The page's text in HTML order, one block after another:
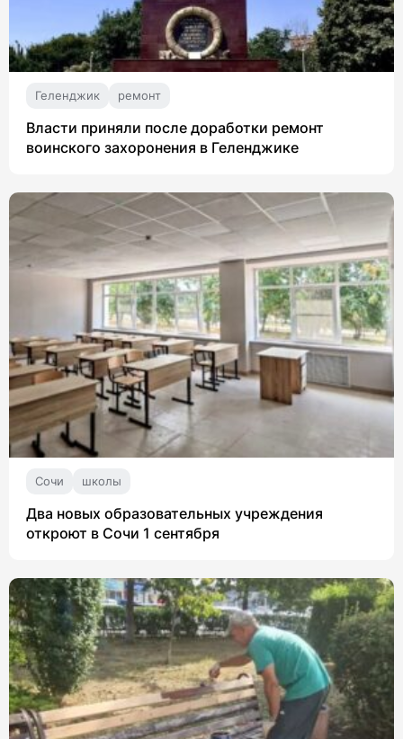
Геленджик ремонт
Власти приняли после доработки ремонт
воинского захоронения в Геленджике
Сочи школы
Два новых образовательных учреждения
откроют в Сочи 1 сентября